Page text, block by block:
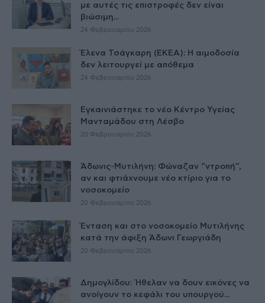
με αυτές τις επιστροφές δεν είναι
βιώσιμη...
24 Φεβρουαρίου 2026
Έλενα Τσάγκαρη (ΕΚΕΑ): Η αιμοδοσία
δεν λειτουργεί με απόθεμα
24 Φεβρουαρίου 2026
Εγκαινιάστηκε το νέο Κέντρο Υγείας
Μανταμάδου στη Λέσβο
20 Φεβρουαρίου 2026
Άδωνις-Μυτιλήνη: Φώναζαν “ντροπή”,
αν και φτιάχνουμε νέο κτίριο για το
νοσοκομείο
20 Φεβρουαρίου 2026
Ένταση και στο νοσοκομείο Μυτιλήνης
κατά την άφιξη Άδωνι Γεωργιάδη
20 Φεβρουαρίου 2026
Δημογλίδου: Ήθελαν να δουν εικόνες να
ανοίγουν το κεφάλι του υπουργού...